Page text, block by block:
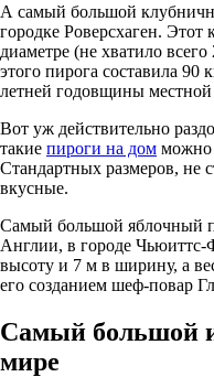
А самый большой
городке Роверсхаген. Этот
диаметре (не хватило
этого пирога составила 90
летней годовщины
Вот уж действительно
такие пироги на дом можно
Стандартных размеров, не
вкусные.
Самый большой яблочный
Англии, в городе
высоту и 7 м в ширину, а
его созданием шеф-повар
Самый большой
мире